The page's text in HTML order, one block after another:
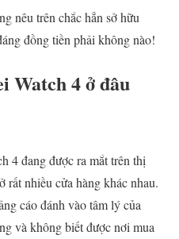
nêu trên chắc hẳn sở hữu
đồng tiền phải không nào!
Watch 4 ở đâu
4 đang được ra mắt trên thị
rất nhiều cửa hàng khác nhau.
cáo đánh vào tâm lý của
và không biết được nơi mua